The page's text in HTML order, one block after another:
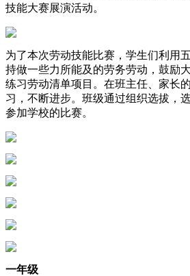
技能大赛展演活动。
为了本次劳动技能比赛，学生们利用
持做一些力所能及的劳务劳动，鼓励
练习劳动清单项目。在班主任、家长
习，不断进步。班级通过组织选拔，
参加学校的比赛。
一年级